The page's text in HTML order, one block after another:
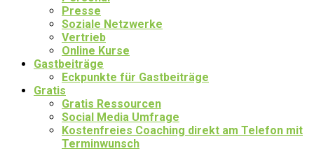
Presse
Soziale Netzwerke
Vertrieb
Online Kurse
Gastbeiträge
Eckpunkte für Gastbeiträge
Gratis
Gratis Ressourcen
Social Media Umfrage
Kostenfreies Coaching direkt am Telefon mit
Terminwunsch